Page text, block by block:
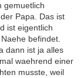
gemuetlich
Papa. Das ist
ist eigentlich
befindet.
dann ist ja alles
waehrend einer
musste, weil